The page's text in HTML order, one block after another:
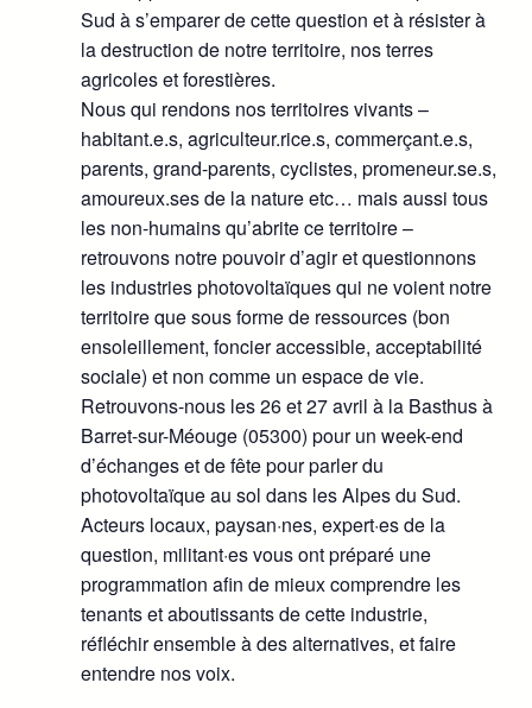
Sud à s’emparer de cette question et à résister à
la destruction de notre territoire, nos terres
agricoles et forestières.
Nous qui rendons nos territoires vivants –
habitant.e.s, agriculteur.rice.s, commerçant.e.s,
parents, grand-parents, cyclistes, promeneur.se.s,
amoureux.ses de la nature etc… mais aussi tous
les non-humains qu’abrite ce territoire –
retrouvons notre pouvoir d’agir et questionnons
les industries photovoltaïques qui ne voient notre
territoire que sous forme de ressources (bon
ensoleillement, foncier accessible, acceptabilité
sociale) et non comme un espace de vie.
Retrouvons-nous les 26 et 27 avril à la Basthus à
Barret-sur-Méouge (05300) pour un week-end
d’échanges et de fête pour parler du
photovoltaïque au sol dans les Alpes du Sud.
Acteurs locaux, paysan·nes, expert·es de la
question, militant·es vous ont préparé une
programmation afin de mieux comprendre les
tenants et aboutissants de cette industrie,
réfléchir ensemble à des alternatives, et faire
entendre nos voix.